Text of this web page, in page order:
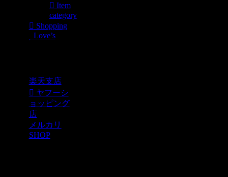
Item
category
Shopping
Love’s
楽天支店
ヤフーシ
ョッピング
店
メルカリ
SHOP